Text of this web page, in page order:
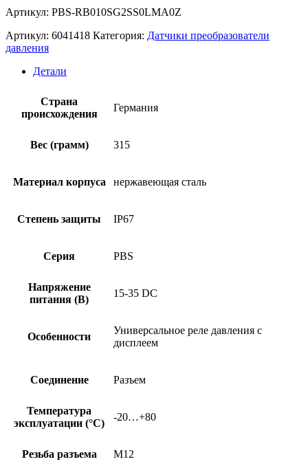
Артикул: PBS-RB010SG2SS0LMA0Z
Артикул: 6041418 Категория: Датчики преобразователи
давления
Детали
Страна
происхождения
Германия
Вес (грамм) 315
Материал корпуса нержавеющая сталь
Степень защиты IP67
Серия PBS
Напряжение
питания (В)
15-35 DC
Особенности
Универсальное реле давления с
дисплеем
Соединение Разъем
Температура
эксплуатации (°C)
-20…+80
Резьба разъема M12